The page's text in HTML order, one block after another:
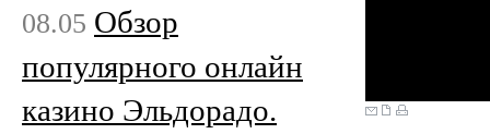
08.05 Обзор
популярного онлайн
казино Эльдорадо.